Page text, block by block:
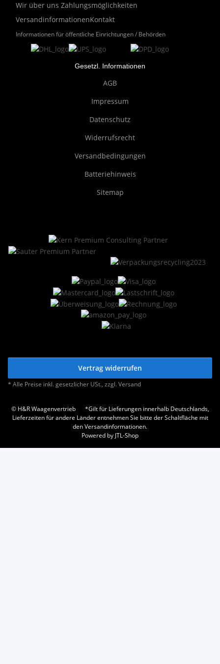
Wir über uns Zahlungsmöglichkeiten
VersandinformationenKontakt
Informationen für öffentliche Einrichtungen / Behörden
Gesetzl. Informationen
AGB
Impressum
Datenschutz
Widerrufsrecht
Versandbedingungen
Batteriehinweis
Sitemap
Vertrag widerrufen
* Alle Preise inkl. gesetzlicher USt., zzgl.Versand
© H&R Waagenvertrieb
*Gilt für Lieferungen innerhalb Deutschlands,
Lieferzeiten für andere Länder entnehmen Sie bitte der Schaltfläche mit
den Versandinformationen.
Powered by JTL-Shop